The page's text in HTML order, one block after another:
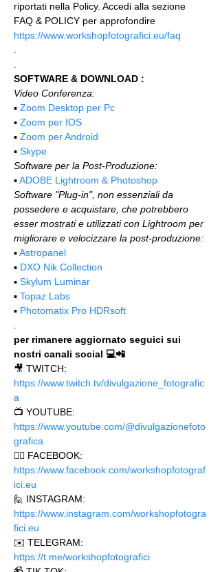
riportati nella Policy. Accedi alla sezione
FAQ & POLICY per approfondire
https://www.workshopfotografici.eu/faq
SOFTWARE & DOWNLOAD :
Video Conferenza:
▪️ Zoom Desktop per Pc
▪️ Zoom per IOS
▪️ Zoom per Android
▪️ Skype
Software per la Post-Produzione:
▪️ ADOBE Lightroom & Photoshop
Software "Plug-in", non essenziali da
possedere e acquistare, che potrebbero
esser mostrati e utilizzati con Lightroom per
migliorare e velocizzare la post-produzione:
▪️ Astropanel
▪️ DXO Nik Collection
▪️ Skylum Luminar
▪️ Topaz Labs
▪️ Photomatix Pro HDRsoft
per rimanere aggiornato seguici sui
nostri canali social 💻📲
🎥 TWITCH:
https://www.twitch.tv/divulgazione_fotografic
a
📺 YOUTUBE:
https://www.youtube.com/@divulgazionefoto
grafica
🙋‍♂️ FACEBOOK:
https://www.facebook.com/workshopfotograf
ici.eu
🙋 INSTAGRAM:
https://www.instagram.com/workshopfotogra
fici.eu
✉️ TELEGRAM:
https://t.me/workshopfotografici